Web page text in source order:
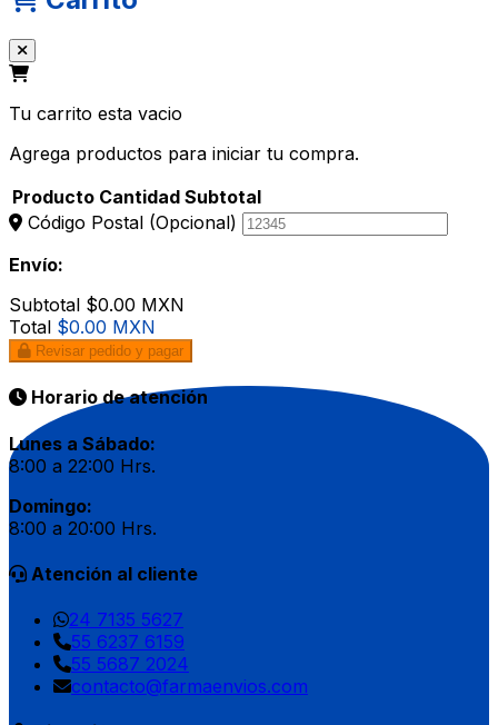
Tu carrito esta vacio
Agrega productos para iniciar tu compra.
Producto Cantidad Subtotal
Código Postal (Opcional)
Envío:
Subtotal $0.00 MXN
Total $0.00 MXN
Revisar pedido y pagar
Horario de atención
Lunes a Sábado:
8:00 a 22:00 Hrs.
Domingo:
8:00 a 20:00 Hrs.
Atención al cliente
24 7135 5627
55 6237 6159
55 5687 2024
contacto@farmaenvios.com